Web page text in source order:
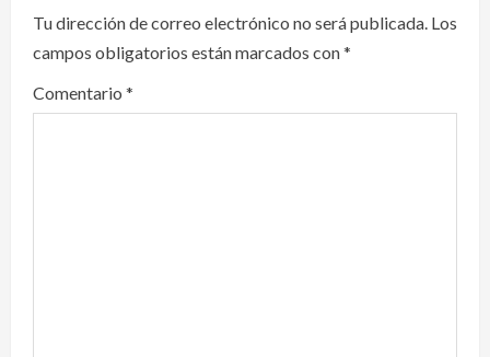
i
g
a
Tu dirección de correo electrónico no será publicada. Los
campos obligatorios están marcados con*
Comentario *